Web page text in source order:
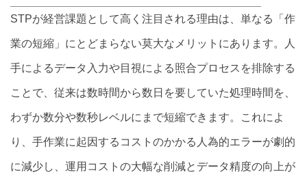
STPが経営課題として高く注目される理由は、単なる「作
業の短縮」にとどまらない莫大なメリットにあります。人
手によるデータ入力や目視による照合プロセスを排除する
ことで、従来は数時間から数日を要していた処理時間を、
わずか数分や数秒レベルにまで短縮できます。これによ
り、手作業に起因するコストのかかる人為的エラーが劇的
に減少し、運用コストの大幅な削減とデータ精度の向上が